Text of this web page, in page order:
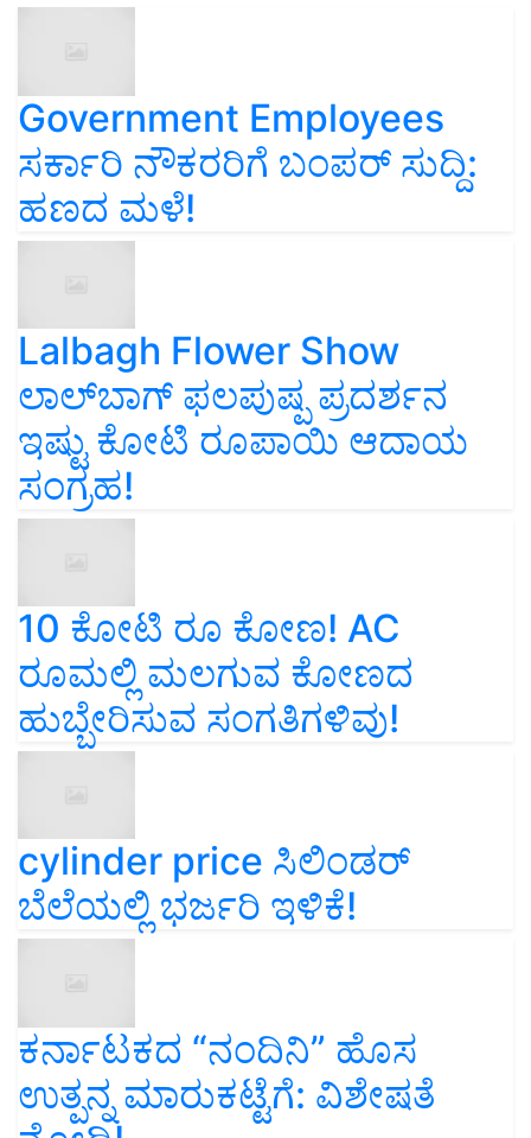
Government Employees
ಸರ್ಕಾರಿ ನೌಕರರಿಗೆ ಬಂಪರ್‌ ಸುದ್ದಿ:
ಹಣದ ಮಳೆ!
Lalbagh Flower Show
ಲಾಲ್‌ಬಾಗ್ ಫಲಪುಷ್ಪ ಪ್ರದರ್ಶನ
ಇಷ್ಟು ಕೋಟಿ ರೂಪಾಯಿ ಆದಾಯ
ಸಂಗ್ರಹ!
10 ಕೋಟಿ ರೂ ಕೋಣ! AC
ರೂಮಲ್ಲಿ ಮಲಗುವ ಕೋಣದ
ಹುಬ್ಬೇರಿಸುವ ಸಂಗತಿಗಳಿವು!
cylinder price ಸಿಲಿಂಡರ್‌
ಬೆಲೆಯಲ್ಲಿ ಭರ್ಜರಿ ಇಳಿಕೆ!
ಕರ್ನಾಟಕದ “ನಂದಿನಿ” ಹೊಸ
ಉತ್ಪನ್ನ ಮಾರುಕಟ್ಟೆಗೆ: ವಿಶೇಷತೆ